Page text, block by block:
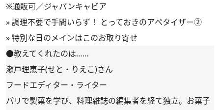
※通販可／ジャパンキャビア
»調理不要で手間いらず！ とっておきのアペタイザー②
»特別な日のメインはこのお取り寄せ
●教えてくれたのは……
瀬戸理恵子(せと・りえこ)さん
フードエディター・ライター
パリで製菓を学び、料理雑誌の編集者を経て独立。お菓子